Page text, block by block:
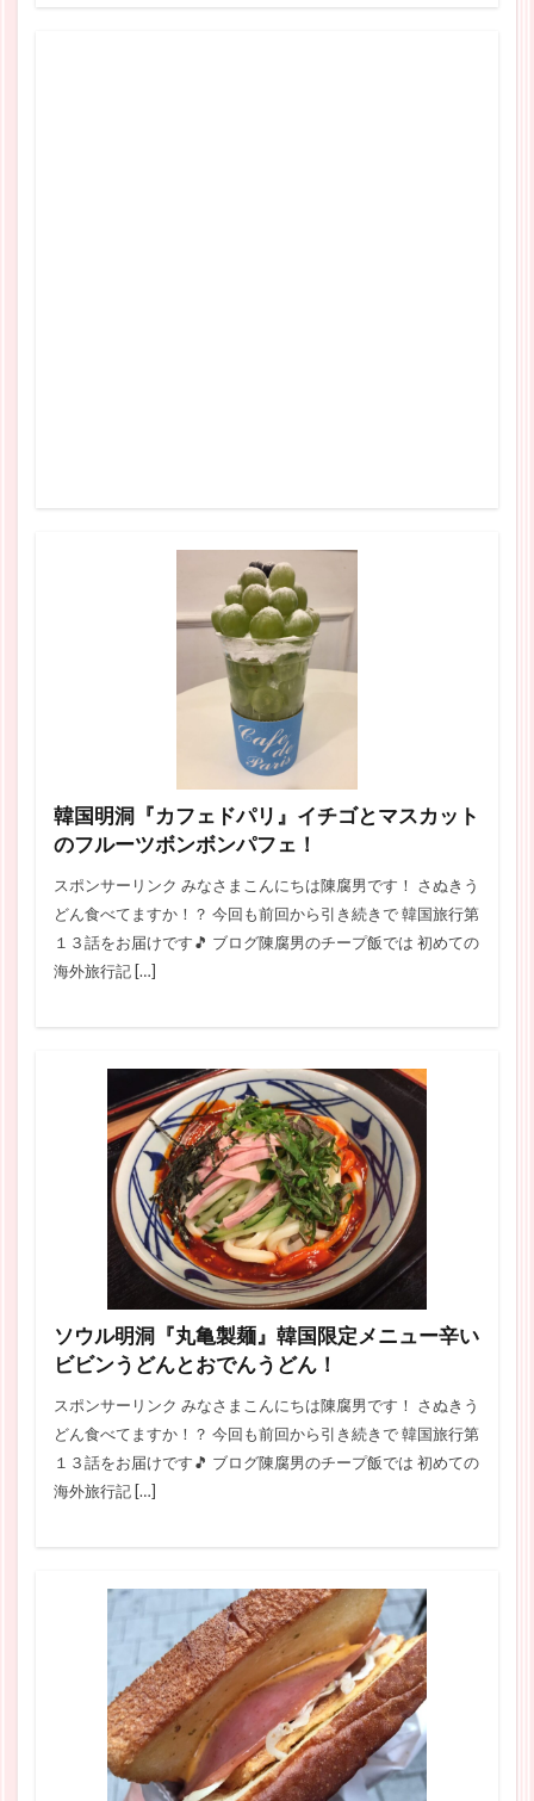
韓国明洞『カフェドパリ』イチゴとマスカット
のフルーツボンボンパフェ！
スポンサーリンク みなさまこんにちは陳腐男です！ さぬきう
どん食べてますか！？ 今回も前回から引き続きで 韓国旅行第
１３話をお届けです🎵 ブログ陳腐男のチープ飯では 初めての
海外旅行記 […]
ソウル明洞『丸亀製麺』韓国限定メニュー辛い
ビビンうどんとおでんうどん！
スポンサーリンク みなさまこんにちは陳腐男です！ さぬきう
どん食べてますか！？ 今回も前回から引き続きで 韓国旅行第
１３話をお届けです🎵 ブログ陳腐男のチープ飯では 初めての
海外旅行記 […]